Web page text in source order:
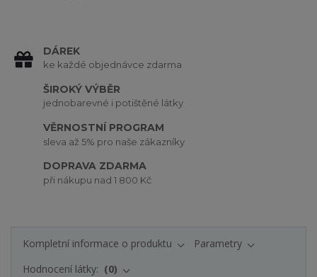
DÁREK
ke každé objednávce zdarma
ŠIROKÝ VÝBĚR
jednobarevné i potištěné látky
VĚRNOSTNÍ PROGRAM
sleva až 5% pro naše zákazníky
DOPRAVA ZDARMA
při nákupu nad 1 800 Kč
Kompletní informace o produktu
Parametry
Hodnocení látky:
0